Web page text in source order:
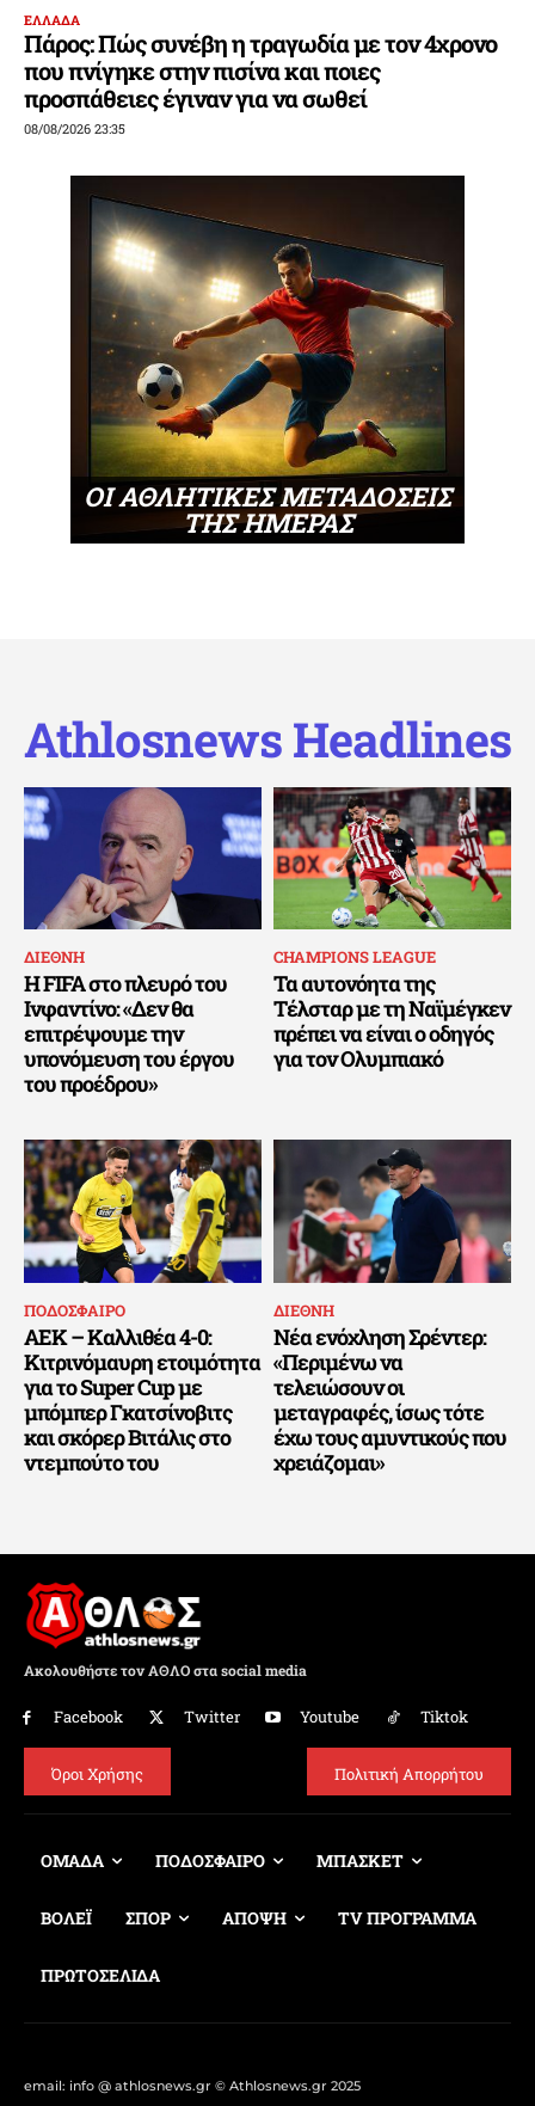
ΕΛΛΑΔΑ
Πάρος: Πώς συνέβη η τραγωδία με τον 4χρονο
που πνίγηκε στην πισίνα και ποιες
προσπάθειες έγιναν για να σωθεί
08/08/2026 23:35
ΟΙ ΑΘΛΗΤΙΚΕΣ ΜΕΤΑΔΟΣΕΙΣ
ΤΗΣ ΗΜΕΡΑΣ
Athlosnews Headlines
ΔΙΕΘΝΗ
Η FIFA στο πλευρό του
Ινφαντίνο: «Δεν θα
επιτρέψουμε την
υπονόμευση του έργου
του προέδρου»
CHAMPIONS LEAGUE
Τα αυτονόητα της
Τέλσταρ με τη Ναϊμέγκεν
πρέπει να είναι ο οδηγός
για τον Ολυμπιακό
ΠΟΔΟΣΦΑΙΡΟ
ΑΕΚ – Καλλιθέα 4-0:
Κιτρινόμαυρη ετοιμότητα
για το Super Cup με
μπόμπερ Γκατσίνοβιτς
και σκόρερ Βιτάλις στο
ντεμπούτο του
ΔΙΕΘΝΗ
Νέα ενόχληση Σρέντερ:
«Περιμένω να
τελειώσουν οι
μεταγραφές, ίσως τότε
έχω τους αμυντικούς που
χρειάζομαι»
Ακολουθήστε τον ΑΘΛΟ στα social media
Facebook Twitter Youtube Tiktok
Όροι Χρήσης Πολιτική Απορρήτου
ΟΜΑΔΑ ΠΟΔΟΣΦΑΙΡΟ ΜΠΑΣΚΕΤ
ΒΟΛΕΪ ΣΠΟΡ ΑΠΟΨΗ TV ΠΡΟΓΡΑΜΜΑ
ΠΡΩΤΟΣΕΛΙΔΑ
email: info @ athlosnews.gr © Athlosnews.gr 2025